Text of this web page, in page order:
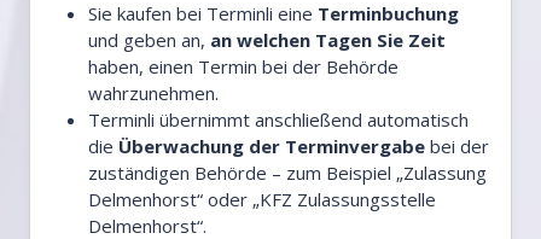
Sie kaufen bei Terminli eine Terminbuchung
und geben an, an welchen Tagen Sie Zeit
haben, einen Termin bei der Behörde
wahrzunehmen.
Terminli übernimmt anschließend automatisch
die Überwachung der Terminvergabe bei der
zuständigen Behörde – zum Beispiel „Zulassung
Delmenhorst“ oder „KFZ Zulassungsstelle
Delmenhorst“.